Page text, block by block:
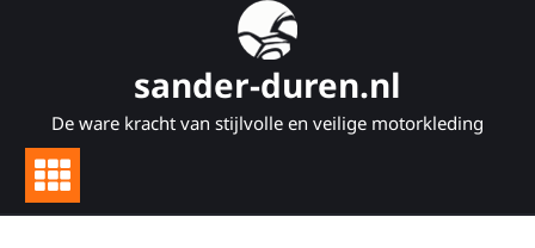
sander-duren.nl
De ware kracht van stijlvolle en veilige motorkleding